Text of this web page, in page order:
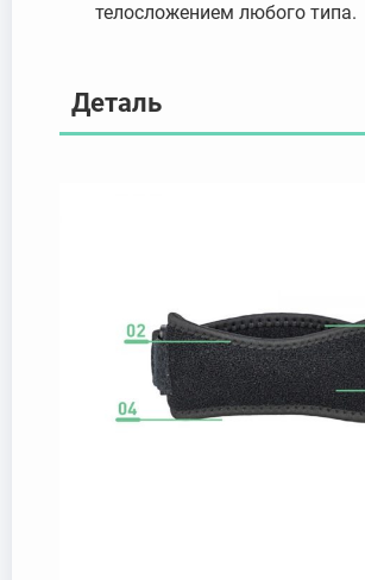
телосложением любого типа.
Деталь